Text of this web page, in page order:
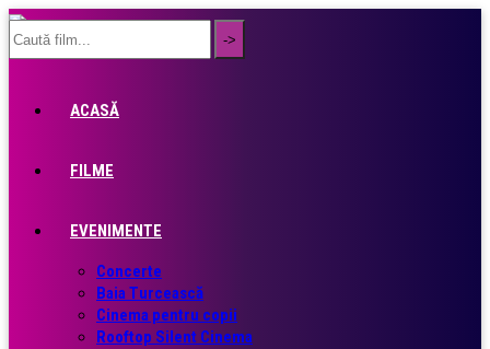
ACASĂ
FILME
EVENIMENTE
Concerte
Baia Turcească
Cinema pentru copii
Rooftop Silent Cinema